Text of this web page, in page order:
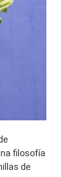
filosofía
de